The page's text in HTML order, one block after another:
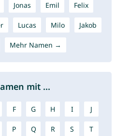
Jonas Emil Felix
Lucas Milo Jakob
Mehr Namen →
mit ...
F G H I J
P Q R S T